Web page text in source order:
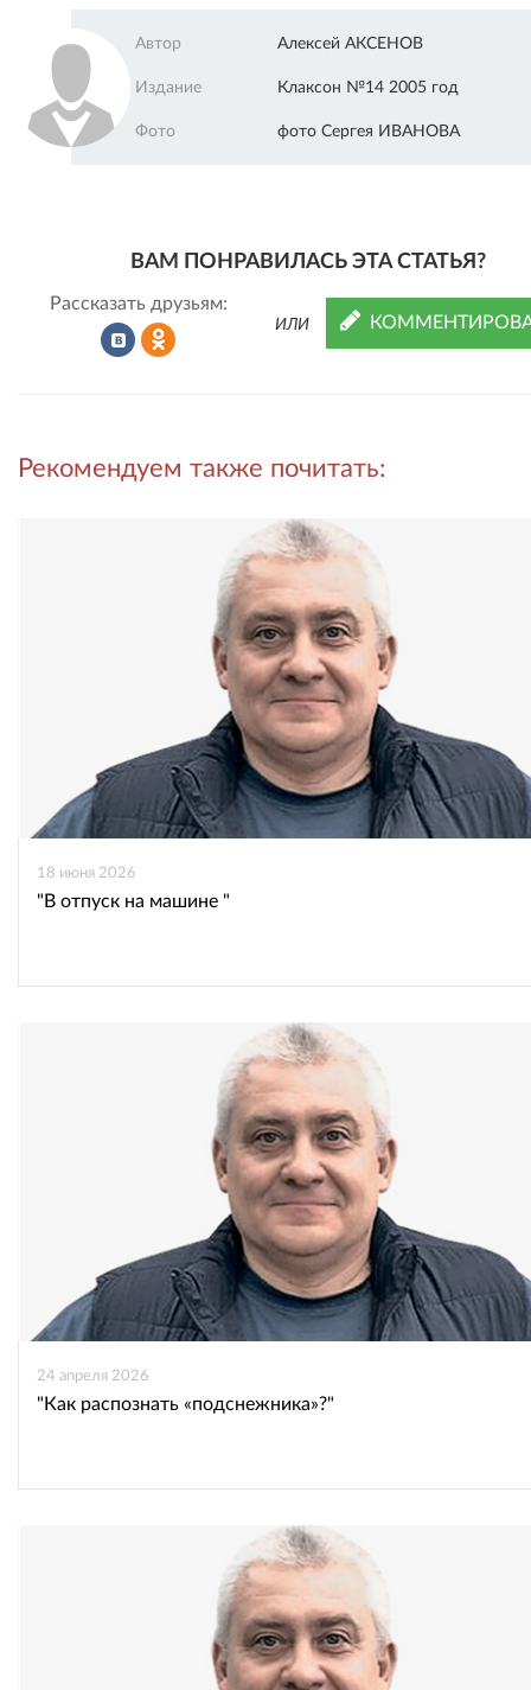
Автор Алексей АКСЕНОВ
Издание Клаксон №14 2005 год
Фото фото Сергея ИВАНОВА
ВАМ ПОНРАВИЛАСЬ ЭТА СТАТЬЯ?
Рассказать друзьям:
во в
Одноклассниках
ИЛИ
Рекомендуем также почитать:
18 июня 2026
"В отпуск на машине "
24 апреля 2026
"Как распознать «подснежника»?"